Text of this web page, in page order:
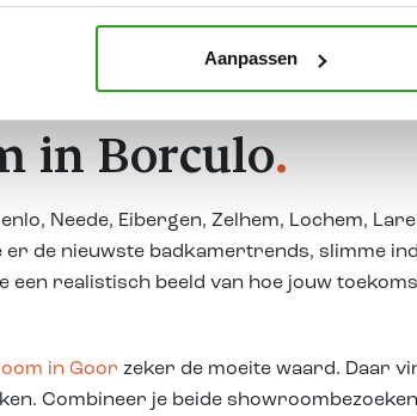
Aanpassen
eerlijk en praktisch advies. Zo vertaal
in Borculo.
Neede, Eibergen, Zelhem, Lochem,
de nieuwste badkamertrends, slimme
realistisch beeld van hoe jouw
in Goor zeker de moeite waard. Daar
Combineer je beide